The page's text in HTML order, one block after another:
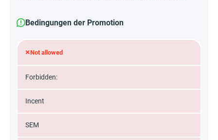
Bedingungen der Promotion
×Not allowed
Forbidden:
Incent
SEM